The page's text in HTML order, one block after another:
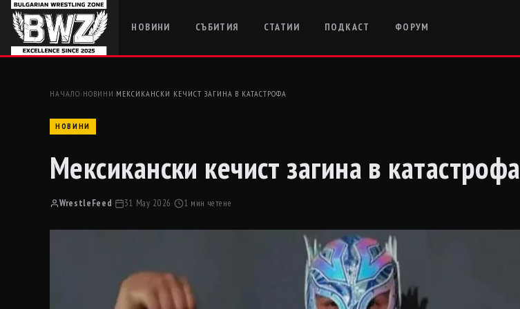
НОВИНИ СЪБИТИЯ СТАТИИ ПОДКАСТ ФОРУМ
НАЧАЛО› НОВИНИ ›МЕКСИКАНСКИ КЕЧИСТ ЗАГИНА В КАТАСТРОФА
НОВИНИ
Мексикански кечист загина в катастрофа
WrestleFeed· 31 May 2026· 1 мин четене